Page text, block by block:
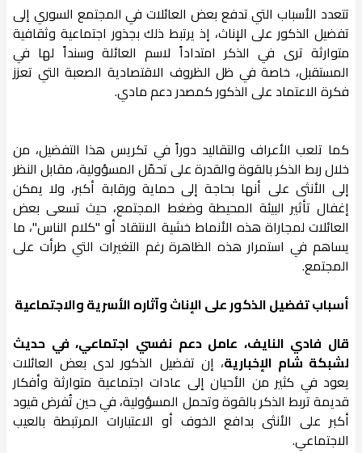
تتعدد الأسباب التي تدفع بعض العائلات في المجتمع السوري إلى
تفضيل الذكور على الإناث، إذ يرتبط ذلك بجذور اجتماعية وثقافية
متوارثة ترى في الذكر امتداداً لاسم العائلة وسنداً لها في
المستقبل، خاصة في ظل الظروف الاقتصادية الصعبة التي تعزز
فكرة الاعتماد على الذكور كمصدر دعم مادي.
كما تلعب الأعراف والتقاليد دوراً في تكريس هذا التفضيل، من
خلال ربط الذكر بالقوة والقدرة على تحمّل المسؤولية، مقابل النظر
إلى الأنثى على أنها بحاجة إلى حماية ورقابة أكبر، ولا يمكن
إغفال تأثير البيئة المحيطة وضغط المجتمع، حيث تسعى بعض
العائلات لمجاراة هذه الأنماط خشية الانتقاد أو "كلام الناس"، ما
يساهم في استمرار هذه الظاهرة رغم التغيرات التي طرأت على
المجتمع.
أسباب تفضيل الذكور على الإناث وآثاره الأسرية والاجتماعية
قال فادي النايف، عامل دعم نفسي اجتماعي، في حديث
لشبكة شام الإخبارية، إن تفضيل الذكور لدى بعض العائلات
يعود في كثير من الأحيان إلى عادات اجتماعية متوارثة وأفكار
قديمة تربط الذكر بالقوة وتحمل المسؤولية، في حين تُفرض قيود
أكبر على الأنثى بدافع الخوف أو الاعتبارات المرتبطة بالعيب
الاجتماعي.